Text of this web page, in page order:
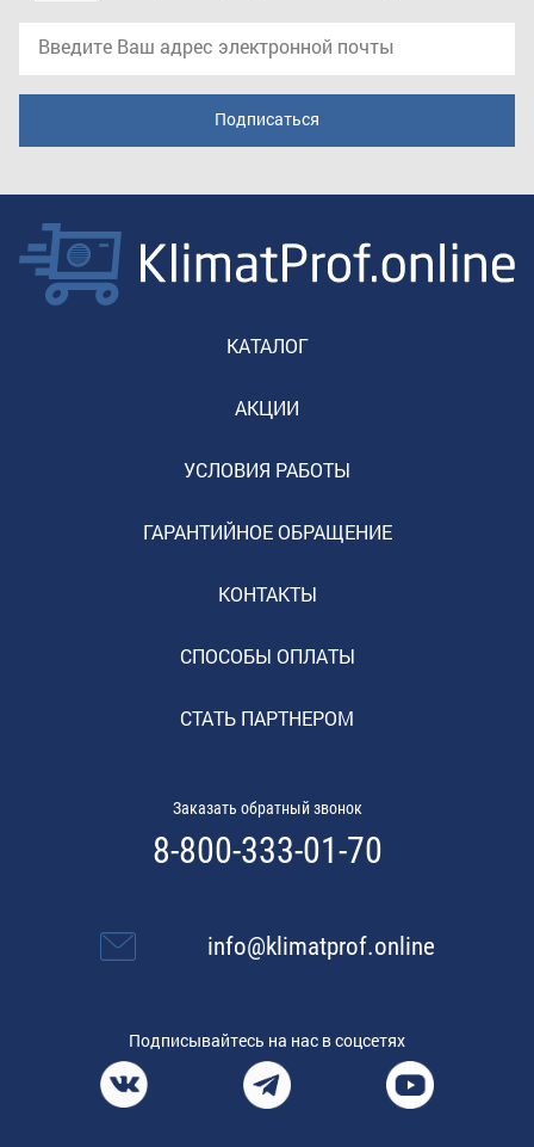
КАТАЛОГ
АКЦИИ
УСЛОВИЯ РАБОТЫ
ГАРАНТИЙНОЕ ОБРАЩЕНИЕ
КОНТАКТЫ
СПОСОБЫ ОПЛАТЫ
СТАТЬ ПАРТНЕРОМ
Заказать обратный звонок
8-800-333-01-70
info@klimatprof.online
Подписывайтесь на нас в соцсетях